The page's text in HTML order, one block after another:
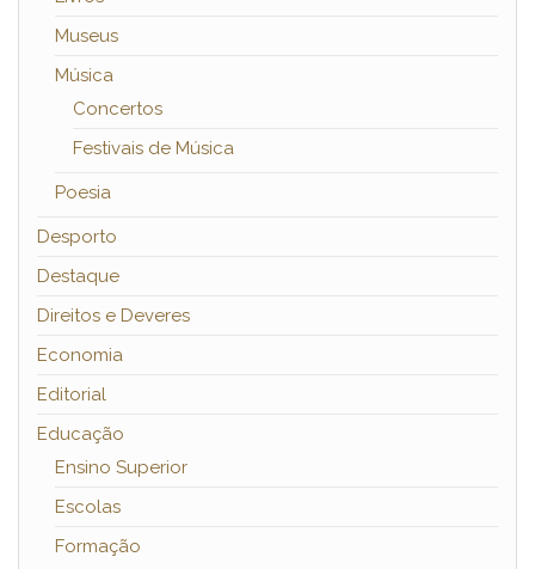
Museus
Música
Concertos
Festivais de Música
Poesia
Desporto
Destaque
Direitos e Deveres
Economia
Editorial
Educação
Ensino Superior
Escolas
Formação